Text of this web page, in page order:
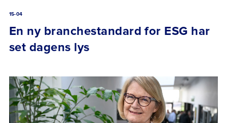
15-04
En ny branchestandard for ESG har
set dagens lys